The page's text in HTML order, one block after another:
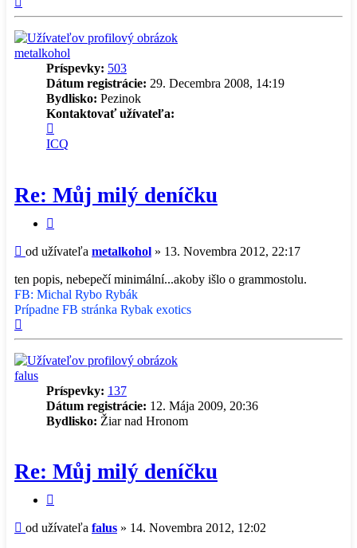
metalkohol
Príspevky: 503
Dátum registrácie: 29. Decembra 2008, 14:19
Bydlisko: Pezinok
Kontaktovať užívateľa:
informácie
metalkohol
ICQ
Re: Můj milý deníčku
Príspevok
od užívateľa metalkohol » 13. Novembra 2012, 22:17
ten popis, nebepečí minimální...akoby išlo o grammostolu.
FB: Michal Rybo Rybák
Prípadne FB stránka Rybak exotics
falus
Príspevky: 137
Dátum registrácie: 12. Mája 2009, 20:36
Bydlisko: Žiar nad Hronom
Re: Můj milý deníčku
Príspevok
od užívateľa falus » 14. Novembra 2012, 12:02